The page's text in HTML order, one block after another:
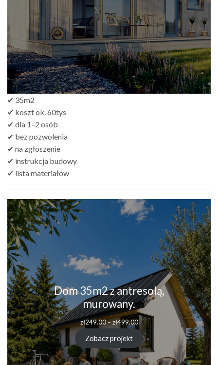
zł499.00
✔ 35m2
✔ koszt ok. 60tys
✔ dla 1–2 osób
✔ bez pozwolenia
✔ na zgłoszenie
✔ instrukcja budowy
✔ lista materiałów
Dom 35m2 z antresolą,
murowany.
zł249.00–zł499.00Zakres
cen:
od
zł249.00
do
zł499.00
Zobacz projekt